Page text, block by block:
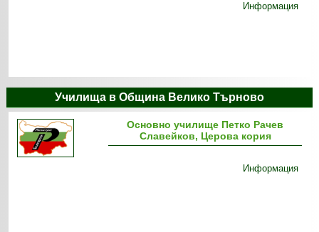
Информация
Училища в Община Велико Търново
Основно училище Петко Рачев
Славейков, Церова кория
Информация